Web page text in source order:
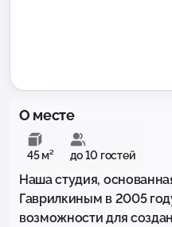
О месте
45 м² до 10 гостей
Наша студия,
Гаврилкиным в 2005
возможности для